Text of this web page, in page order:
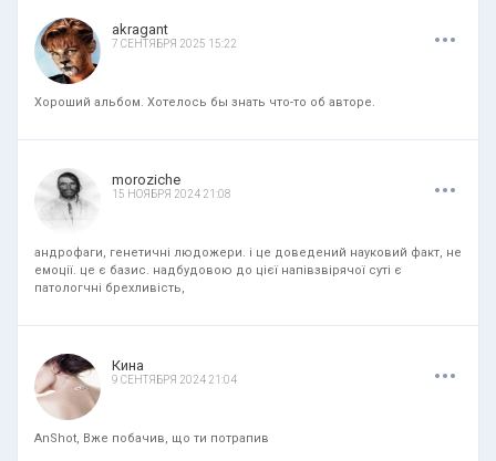
akragant
7 СЕНТЯБРЯ 2025 15:22 ...
Хороший альбом. Хотелось бы знать что-то об авторе.
moroziche
15 НОЯБРЯ 2024 21:08 ...
андрофаги, генетичні людожери. і це доведений науковий факт, не
емоції. це є базис. надбудовою до цієї напівзвірячої суті є
патологчні брехливість,
Кина
9 СЕНТЯБРЯ 2024 21:04 ...
AnShot, Вже побачив, що ти потрапив